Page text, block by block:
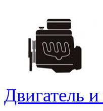
Двигатель